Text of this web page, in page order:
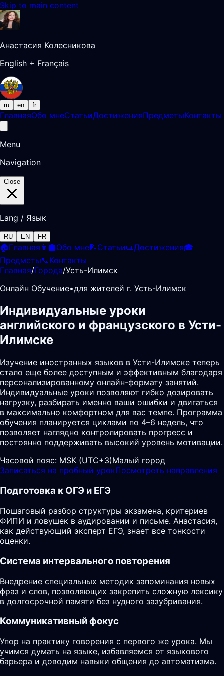
Skip to main content
Анастасия Колесникова
English + Français
ru en fr
ГлавнаяОбо мнеСтатьиДостиженияПредметыКонтакты
Menu
Navigation
Close
Lang / Язык
RU EN FR
🏠Главная 👩‍🏫Обо мне📝Статьи📜Достижения🎓
Предметы📞Контакты
Главная/Города/Усть-Илимск
Онлайн Обучение•для жителей г. Усть-Илимск
Индивидуальные уроки
английского и французского в Усти-
Илимске
Изучение иностранных языков в Усти-Илимске теперь
стало еще более доступным и эффективным благодаря
персонализированному онлайн-формату занятий.
Индивидуальные уроки позволяют гибко дозировать
нагрузку, разбирать именно ваши ошибки и двигаться
в максимально комфортном для вас темпе. Программа
обучения планируется циклами по 4–6 недель, что
позволяет наглядно контролировать прогресс и
постоянно поддерживать высокий уровень мотивации.
Часовой пояс: MSK (UTC+3)Малый город
Записаться на пробный урокПосмотреть направления
Подготовка к ОГЭ и ЕГЭ
Пошаговый разбор структуры экзамена, критериев
ФИПИ и ловушек в аудировании и письме. Анастасия,
как действующий эксперт ЕГЭ, знает все тонкости
оценки.
Система интервального повторения
Внедрение специальных методик запоминания новых
фраз и слов, позволяющих закрепить сложную лексику
в долгосрочной памяти без нудного зазубривания.
Коммуникативный фокус
Упор на практику говорения с первого же урока. Мы
учимся думать на языке, избавляемся от языкового
барьера и доводим навыки общения до автоматизма.